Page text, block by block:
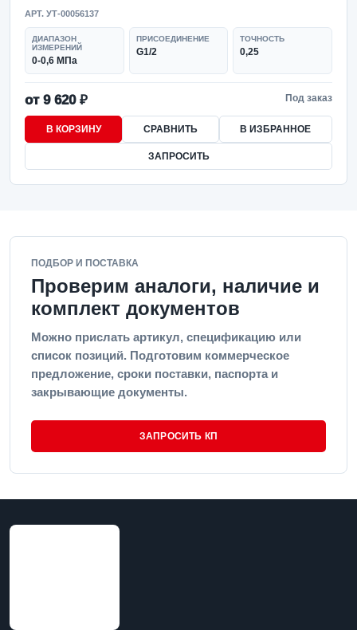
АРТ. УТ-00056137
ДИАПАЗОН
ИЗМЕРЕНИЙ
0-0,6 МПа
ПРИСОЕДИНЕНИЕ
G1/2
ТОЧНОСТЬ
0,25
от 9 620 ₽ Под заказ
В КОРЗИНУ СРАВНИТЬ В ИЗБРАННОЕ
ЗАПРОСИТЬ
ПОДБОР И ПОСТАВКА
Проверим аналоги, наличие и
комплект документов
Можно прислать артикул, спецификацию или
список позиций. Подготовим коммерческое
предложение, сроки поставки, паспорта и
закрывающие документы.
ЗАПРОСИТЬ КП